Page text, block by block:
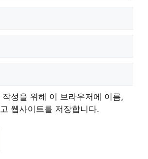
성을 위해 이 브라우저에 이름,
웹사이트를 저장합니다.